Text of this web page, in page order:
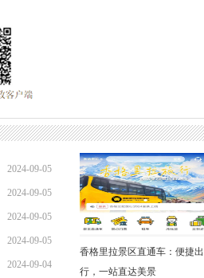
2024-09-05
2024-09-05
2024-09-05
2024-09-05
2024-09-04
香格里拉景区直通车：便捷出
行，一站直达美景